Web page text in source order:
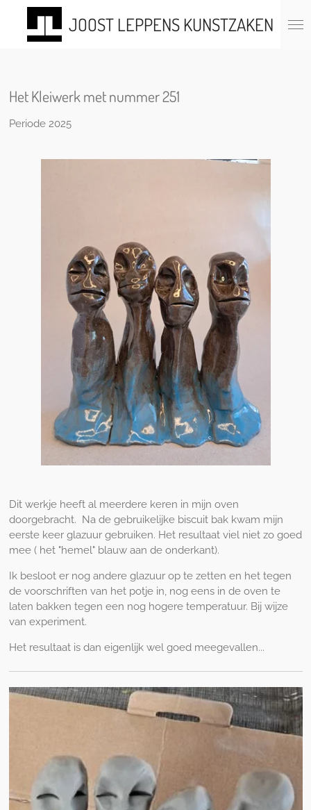
direct
naar
JOOST LEPPENS KUNSTZAKEN
Het Kleiwerk met nummer 251
Periode 2025
Dit werkje heeft al meerdere keren in mijn oven
doorgebracht. Na de gebruikelijke biscuit bak kwam mijn
eerste keer glazuur gebruiken. Het resultaat viel niet zo goed
mee ( het "hemel" blauw aan de onderkant).
Ik besloot er nog andere glazuur op te zetten en het tegen
de voorschriften van het potje in, nog eens in de oven te
laten bakken tegen een nog hogere temperatuur. Bij wijze
van experiment.
Het resultaat is dan eigenlijk wel goed meegevallen...